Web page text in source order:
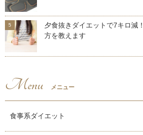
夕食抜きダイエットで7キロ減
方を教えます
Menu メニュー
食事系ダイエット